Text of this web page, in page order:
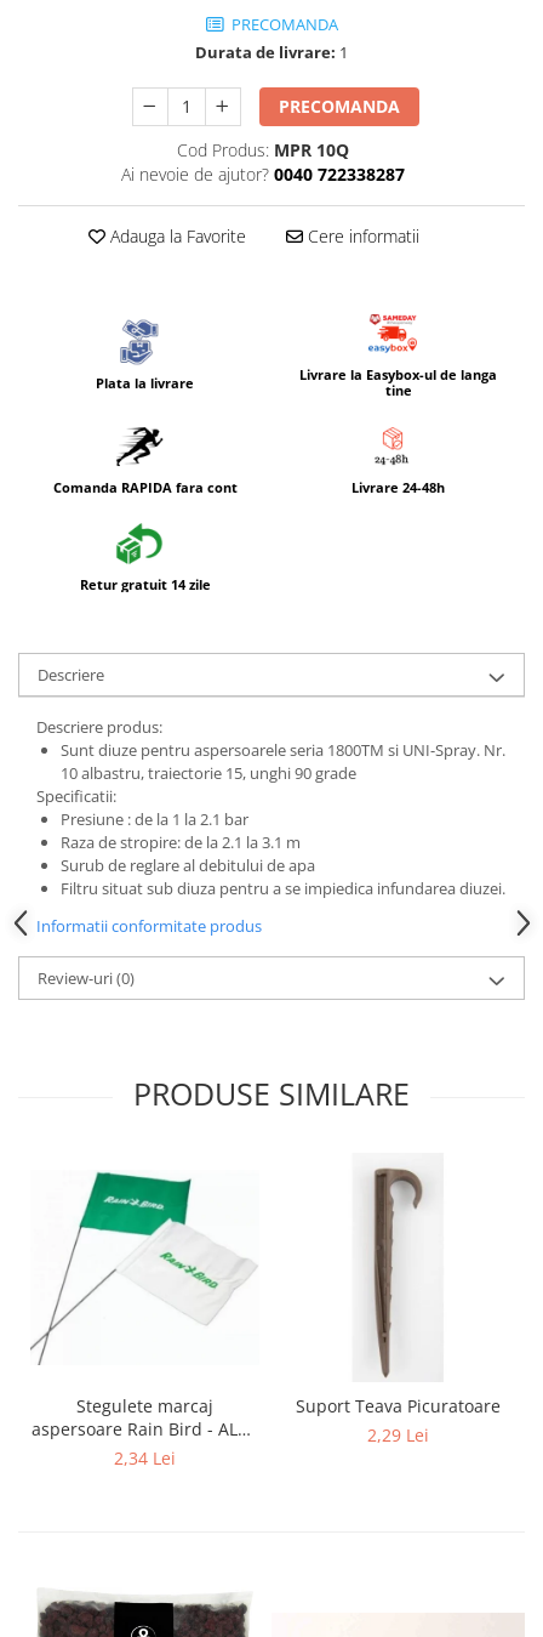
PRECOMANDA
Durata de livrare: 1
PRECOMANDA
Cod Produs: MPR 10Q
Ai nevoie de ajutor? 0040 722338287
Adauga la Favorite Cere informatii
Plata la livrare
Livrare la Easybox-ul de langa
tine
Comanda RAPIDA fara cont Livrare 24-48h
Retur gratuit 14 zile
Descriere
Descriere produs:
Sunt diuze pentru aspersoarele seria 1800TM si UNI-Spray. Nr.
10 albastru, traiectorie 15, unghi 90 grade
Specificatii:
Presiune : de la 1 la 2.1 bar
Raza de stropire: de la 2.1 la 3.1 m
Surub de reglare al debitului de apa
Filtru situat sub diuza pentru a se impiedica infundarea diuzei.
Informatii conformitate produs
Review-uri(0)
PRODUSE SIMILARE
Stegulete marcaj
aspersoare Rain Bird - ALB -
Verde - RainBird
2,34 Lei
Suport Teava Picuratoare
2,29 Lei